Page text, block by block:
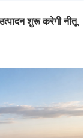
शुरू करेगी नीतू